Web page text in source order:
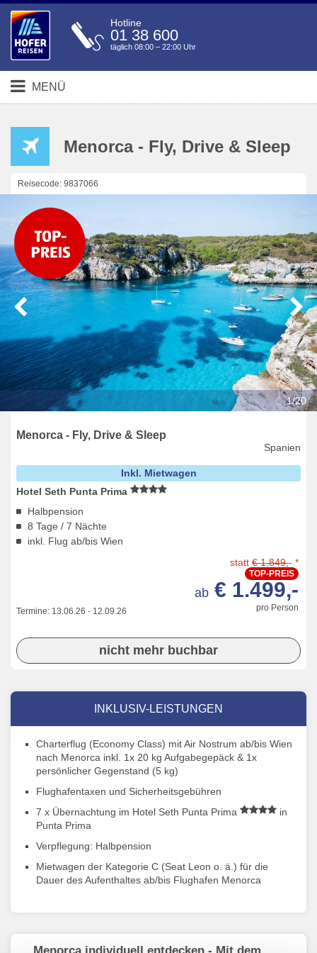
Hotline
01 38 600
täglich 08:00 – 22:00 Uhr
MENÜ
Menorca - Fly, Drive & Sleep
Reisecode: 9837066
1/20
Menorca - Fly, Drive & Sleep
Spanien
Inkl. Mietwagen
Hotel Seth Punta Prima
Halbpension
8 Tage / 7 Nächte
inkl. Flug ab/bis Wien
Termine: 13.06.26 - 12.09.26
statt € 1.849,- *
TOP-PREIS
pro Person
ab € 1.499,-
nicht mehr buchbar
INKLUSIV-LEISTUNGEN
Charterflug (Economy Class) mit Air Nostrum ab/bis Wien
nach Menorca inkl. 1x 20 kg Aufgabegepäck & 1x
persönlicher Gegenstand (5 kg)
Flughafentaxen und Sicherheitsgebühren
7 x Übernachtung im Hotel Seth Punta Prima
in
Punta Prima
Verpflegung: Halbpension
Mietwagen der Kategorie C (Seat Leon o. ä.) für die
Dauer des Aufenthaltes ab/bis Flughafen Menorca